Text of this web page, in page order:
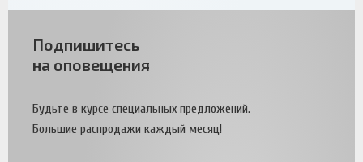
Подпишитесь
на оповещения
Будьте в курсе специальных предложений.
Большие распродажи каждый месяц!